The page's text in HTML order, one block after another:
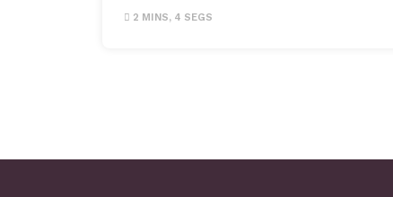
2 MINS, 4 SEGS